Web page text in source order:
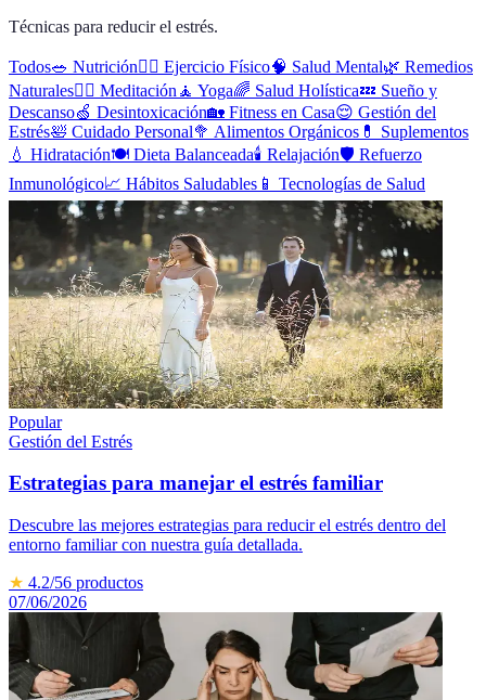
Técnicas para reducir el estrés.
Todos🥗 Nutrición🏋️‍♂️ Ejercicio Físico🧠 Salud Mental🌿 Remedios
Naturales🧘‍♀️ Meditación 🧘 Yoga🌈 Salud Holística💤 Sueño y
Descanso🍏 Desintoxicación🏡 Fitness en Casa😌 Gestión del
Estrés🛀 Cuidado Personal🥦 Alimentos Orgánicos 💊
Suplementos
💧 Hidratación🍽️ Dieta Balanceada🕯️ Relajación🛡️ Refuerzo
Inmunológico📈 Hábitos Saludables 📱 Tecnologías de Salud
Popular
Gestión del Estrés
Estrategias para manejar el estrés familiar
Descubre las mejores estrategias para reducir el estrés dentro del
entorno familiar con nuestra guía detallada.
★ 4.2/56 productos
07/06/2026